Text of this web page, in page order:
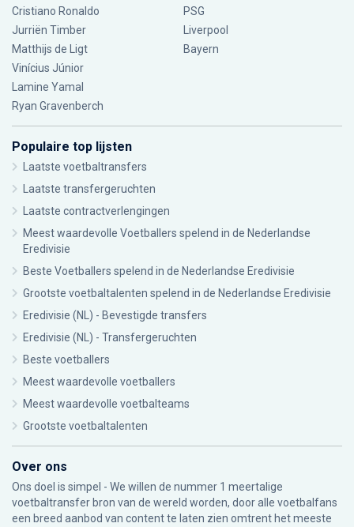
Cristiano Ronaldo
Jurriën Timber
Matthijs de Ligt
Vinícius Júnior
Lamine Yamal
Ryan Gravenberch
PSG
Liverpool
Bayern
Populaire top lijsten
Laatste voetbaltransfers
Laatste transfergeruchten
Laatste contractverlengingen
Meest waardevolle Voetballers spelend in de Nederlandse
Eredivisie
Beste Voetballers spelend in de Nederlandse Eredivisie
Grootste voetbaltalenten spelend in de Nederlandse Eredivisie
Eredivisie (NL) - Bevestigde transfers
Eredivisie (NL) - Transfergeruchten
Beste voetballers
Meest waardevolle voetballers
Meest waardevolle voetbalteams
Grootste voetbaltalenten
Over ons
Ons doel is simpel - We willen de nummer 1 meertalige
voetbaltransfer bron van de wereld worden, door alle voetbalfans
een breed aanbod van content te laten zien omtrent het meeste